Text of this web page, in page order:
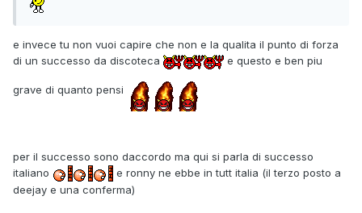
e invece tu non vuoi capire che non e la qualita il punto di forza
di un successo da discoteca
e questo e ben piu
grave di quanto pensi
per il successo sono daccordo ma qui si parla di successo
italiano
e ronny ne ebbe in tutt italia (il terzo posto a
deejay e una conferma)